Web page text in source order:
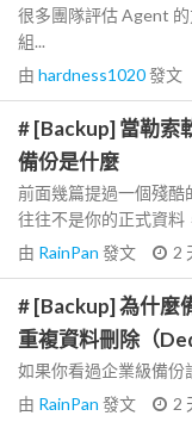
很多團隊評估 Agent
組...
由 hardness1020發文
# [Backup] 當勒索
備份是什麼
前面幾篇提過一個殘酷
往往不是你的正式資料
由 RainPan 發文 2
# [Backup] 為什麼
重複資料刪除（
如果你看過企業級備份
由 RainPan 發文 2